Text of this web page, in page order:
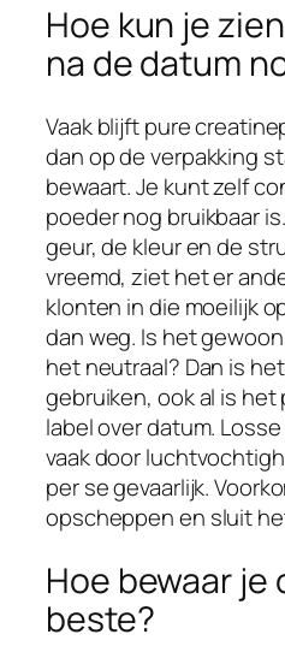
Hoe kun je
na de datum
Vaak blijft pure
dan op de verpakking
bewaart. Je kunt zelf
poeder nog bruikbaar
geur, de kleur en de
vreemd, ziet het er
klonten in die moeilijk
dan weg. Is het
het neutraal? Dan is
gebruiken, ook al is
label over datum.
vaak door
per se gevaarlijk.
opscheppen en sluit
Hoe bewaar
beste?